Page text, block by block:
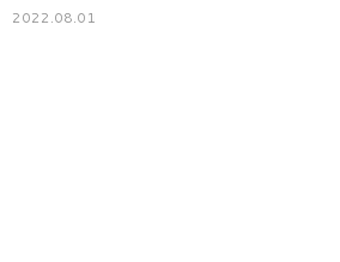
2022.08.01